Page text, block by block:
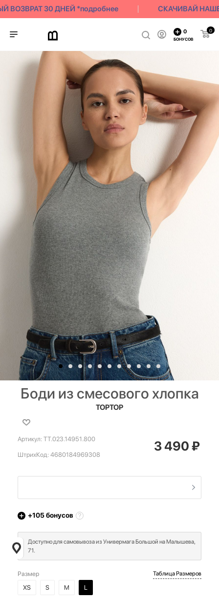
ВОЗВРАТ 30 ДНЕЙ *подробнее СКАЧИВАЙ НАШЕ
0
0
БОНУСОВ
Боди из смесового хлопка
TOPTOP
Артикул: TT.023.14951.800
ШтрихКод: 4680184969308
3 490₽
+105бонусов
Доступно для самовывоза из Универмага Большой на Малышева,
71.
Размер
XS
S M L
Таблица Размеров